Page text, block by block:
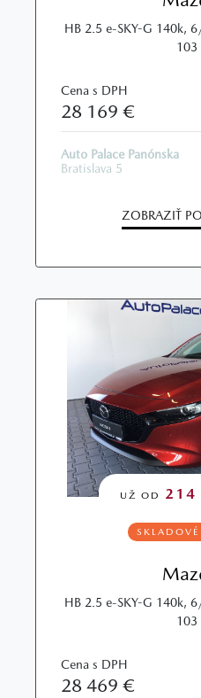
HB 2.5 e-SKY-G 140k,
103
Cena s DPH
28 169 €
Auto Palace Panónska
Bratislava 5
ZOBRAZIŤ
UŽ OD 214
HB 2.5 e-SKY-G 140k,
103
Cena s DPH
28 469 €